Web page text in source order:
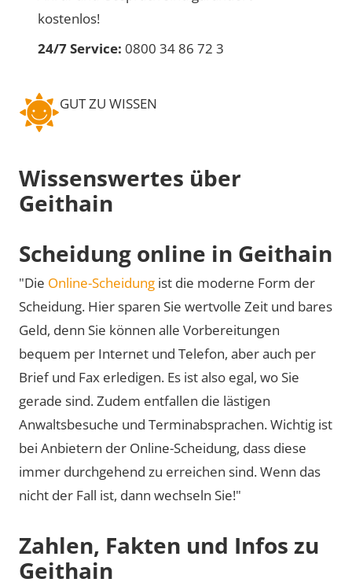
kostenlos!
24/7 Service: 0800 34 86 72 3
GUT ZU WISSEN
Wissenswertes über
Geithain
Scheidung online in Geithain
"Die Online-Scheidung ist die moderne Form der
Scheidung. Hier sparen Sie wertvolle Zeit und bares
Geld, denn Sie können alle Vorbereitungen
bequem per Internet und Telefon, aber auch per
Brief und Fax erledigen. Es ist also egal, wo Sie
gerade sind. Zudem entfallen die lästigen
Anwaltsbesuche und Terminabsprachen. Wichtig ist
bei Anbietern der Online-Scheidung, dass diese
immer durchgehend zu erreichen sind. Wenn das
nicht der Fall ist, dann wechseln Sie!"
Zahlen, Fakten und Infos zu
Geithain